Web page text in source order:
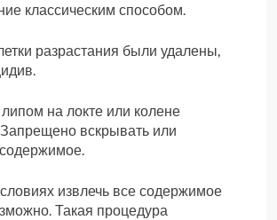
классическим способом.
разрастания были удалены,
на локте или колене
вскрывать или
извлечь все содержимое
Такая процедура